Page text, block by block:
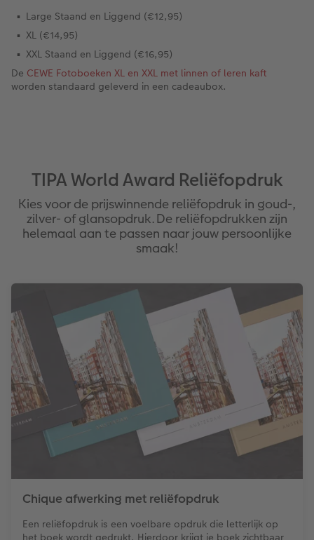
Large Staand en Liggend (€12,95)
XL (€14,95)
XXL Staand en Liggend (€16,95)
De CEWE Fotoboeken XL en XXL met linnen of leren kaft
worden standaard geleverd in een cadeaubox.
TIPA World Award Reliëfopdruk
Kies voor de prijswinnende reliëfopdruk in goud-,
zilver- of glansopdruk. De reliëfopdrukken zijn
helemaal aan te passen naar jouw persoonlijke
smaak!
Chique afwerking met reliëfopdruk
Een reliëfopdruk is een voelbare opdruk die letterlijk op
het boek wordt gedrukt. Hierdoor krijgt je boek zichtbaar